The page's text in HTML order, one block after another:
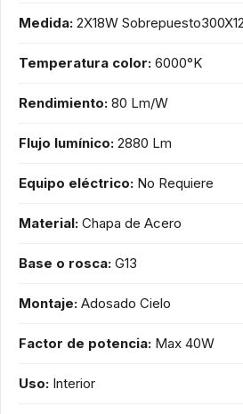
Medida: 2X18W
Temperatura color: 6000°K
Rendimiento: 80 Lm/W
Flujo lumínico: 2880 Lm
Equipo eléctrico: No Requiere
Material: Chapa de Acero
Base o rosca: G13
Montaje: Adosado Cielo
Factor de potencia: Max 40W
Uso: Interior